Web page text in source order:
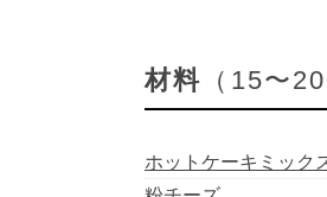
材料 （15〜
ホットケーキミック